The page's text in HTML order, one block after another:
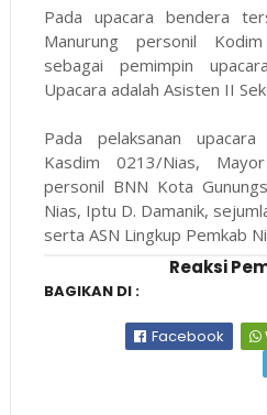
Pada upacara bendera
Manurung personil
sebagai pemimpin
Upacara adalah Asisten II
Pada pelaksanan
Kasdim 0213/Nias,
personil BNN Kota
Nias, Iptu D. Damanik,
serta ASN Lingkup Pemkab
Reaksi
BAGIKAN DI :
Facebook